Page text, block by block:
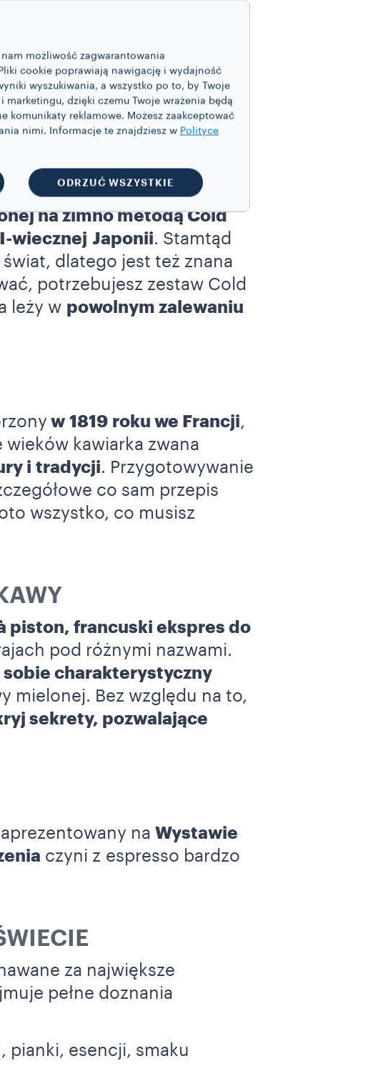
w 1941 r.
na ceremonii ekstrakcji
wodyiczas. To nie
chwili prezentowany w
na zimno metodą Cold
wiecznej Japonii. Stamtąd
świat, dlatego jest też znana
potrzebujesz zestaw Cold
leży w powolnym zalewaniu
w 1819 roku we Francji,
kawiarka zwana
i tradycji. Przygotowywanie
co sam przepis
wszystko, co musisz
piston, francuski ekspres do
pod różnymi nazwami.
sobie charakterystyczny
mielonej. Bez względu na to,
sekrety, pozwalające
na Wystawie
czyni z espresso bardzo
za największe
pełne doznania
pianki, esencji, smaku
możliwość zagwarantowania
cookie poprawiają nawigację i wydajność
wyszukiwania, a wszystko po to, by Twoje
dzięki czemu Twoje wrażenia będą
komunikaty reklamowe. Możesz zaakceptować
nimi. Informacje te znajdziesz w Polityce
ODRZUĆ WSZYSTKIE